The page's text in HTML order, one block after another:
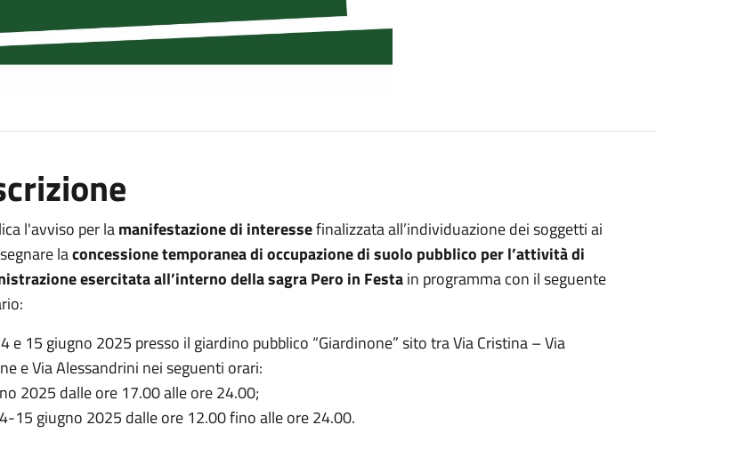
l'avviso per lamanifestazione di interessefinalizzata all’individuazione dei soggetti ai
laconcessione temporanea di occupazione di suolo pubblico per l’attività di
esercitata all’interno della sagra Pero in Festain programma con il seguente
e 15 giugno 2025 presso il giardino pubblico “Giardinone” sito tra Via Cristina – Via
e Via Alessandrini nei seguenti orari:
2025 dalle ore 17.00 alle ore 24.00;
giugno 2025 dalle ore 12.00 fino alle ore 24.00.